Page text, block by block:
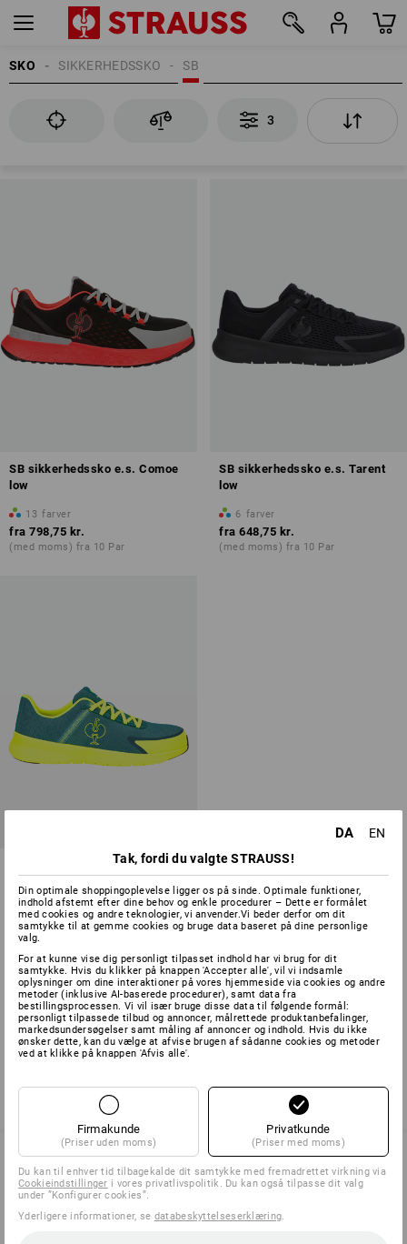
SKO SB
SIKKERHEDSSKO
3
SB sikkerhedssko e.s. Comoe
low
13 farver
fra 798,75 kr.
(med moms) fra 10 Par
SB sikkerhedssko e.s. Tarent
low
6 farver
fra 648,75 kr.
(med moms) fra 10 Par
SB sikkerhedssko e.s. Taupo
2 farver
fra 648,75 kr.
(med moms) fra 10 Par
Du har allerede set 3 af 3 varer.
SERVICE 70 20 91 18
DA
EN
Tak, fordi du valgte STRAUSS!
Din optimale shoppingoplevelse ligger os på sinde. Optimale funktioner,
indhold afstemt efter dine behov og enkle procedurer – Dette er formålet
med cookies og andre teknologier, vi anvender.Vi beder derfor om dit
samtykke til at gemme cookies og bruge data baseret på dine personlige
valg.
For at kunne vise dig personligt tilpasset indhold har vi brug for dit
samtykke. Hvis du klikker på knappen 'Accepter alle', vil vi indsamle
oplysninger om dine interaktioner på vores hjemmeside via cookies og andre
metoder (inklusive AI-baserede procedurer), samt data fra
bestillingsprocessen. Vi vil især bruge disse data til følgende formål:
personligt tilpassede tilbud og annoncer, målrettede produktanbefalinger,
markedsundersøgelser samt måling af annoncer og indhold. Hvis du ikke
ønsker dette, kan du vælge at afvise brugen af sådanne cookies og metoder
ved at klikke på knappen 'Afvis alle'.
Firmakunde
(Priser uden moms)
Privatkunde
(Priser med moms)
Du kan til enhver tid tilbagekalde dit samtykke med fremadrettet virkning via
Cookieindstillinger i vores privatlivspolitik. Du kan også tilpasse dit valg
under ”Konfigurer cookies”.
Yderligere informationer, se databeskyttelseserklæring.